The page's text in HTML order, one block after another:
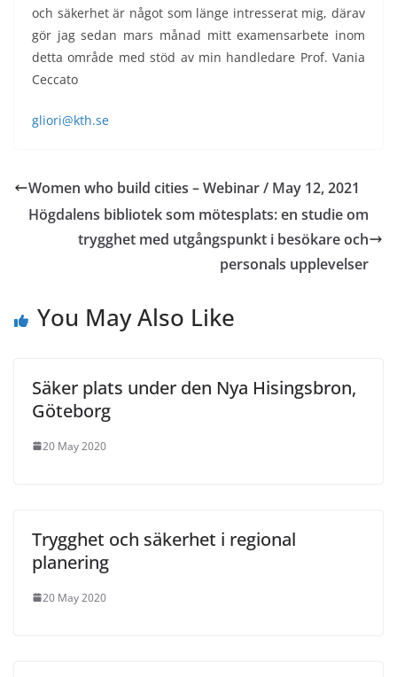
och säkerhet är något som länge intresserat mig, därav
gör jag sedan mars månad mitt examensarbete inom
detta område med stöd av min handledare Prof. Vania
Ceccato
gliori@kth.se
Women who build cities – Webinar / May 12, 2021
Högdalens bibliotek som mötesplats: en studie om
trygghet med utgångspunkt i besökare och
personals upplevelser
You May Also Like
Säker plats under den Nya Hisingsbron,
Göteborg
20 May 2020
Trygghet och säkerhet i regional
planering
20 May 2020